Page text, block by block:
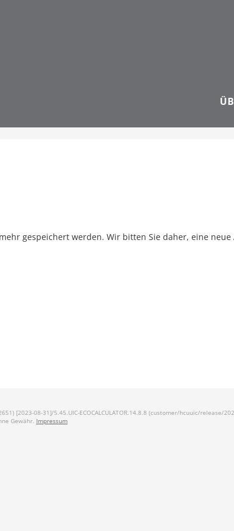
gespeichert werden. Wir bitten Sie daher, eine
[2023-08-31]/5.45.UIC-ECOCALCULATOR.14.8.8 (customer/hcuuic/release/
Gewähr. Impressum